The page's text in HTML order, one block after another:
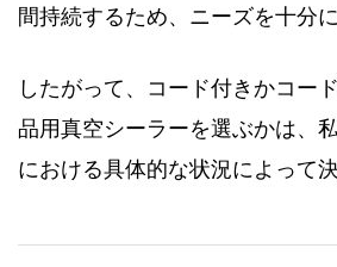
間持続するため、ニーズを十分
したがって、コード付きかコー
品用真空シーラーを選ぶかは、
における具体的な状況によって